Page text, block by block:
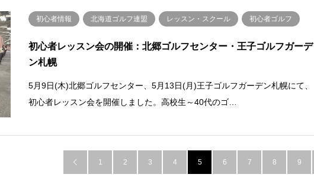
初心者情報 北海道ゴルフ連盟 レッスン・スクール 初心者ゴルフ
初心者レッスン会の開催：北郷ゴルフセンター・王子ゴルフガーデ
ン札幌
5月9日(木)北郷ゴルフセンター、5月13日(月)王子ゴルフガーデン札幌にて、
初心者レッスン会を開催しました。高校生～40代のゴ…
 1 2 3 4 5 6 7 8 9